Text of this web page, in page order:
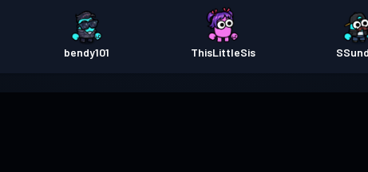
bendy101 ThisLittleSis